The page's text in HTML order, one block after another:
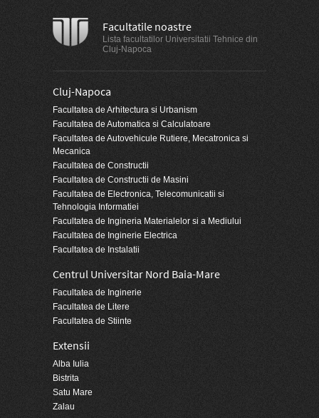
Facultatile noastre
Lista facultatilor Universitatii Tehnice din
Cluj-Napoca
Cluj-Napoca
Facultatea de Arhitectura si Urbanism
Facultatea de Automatica si Calculatoare
Facultatea de Autovehicule Rutiere, Mecatronica si
Mecanica
Facultatea de Constructii
Facultatea de Constructii de Masini
Facultatea de Electronica, Telecomunicatii si
Tehnologia Informatiei
Facultatea de Ingineria Materialelor si a Mediului
Facultatea de Inginerie Electrica
Facultatea de Instalatii
Centrul Universitar Nord Baia-Mare
Facultatea de Inginerie
Facultatea de Litere
Facultatea de Stiinte
Extensii
Alba Iulia
Bistrita
Satu Mare
Zalau